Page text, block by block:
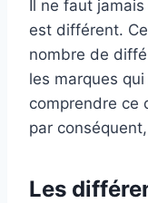
Il ne faut
est différent.
nombre de
les marques
comprendre ce
par
Les